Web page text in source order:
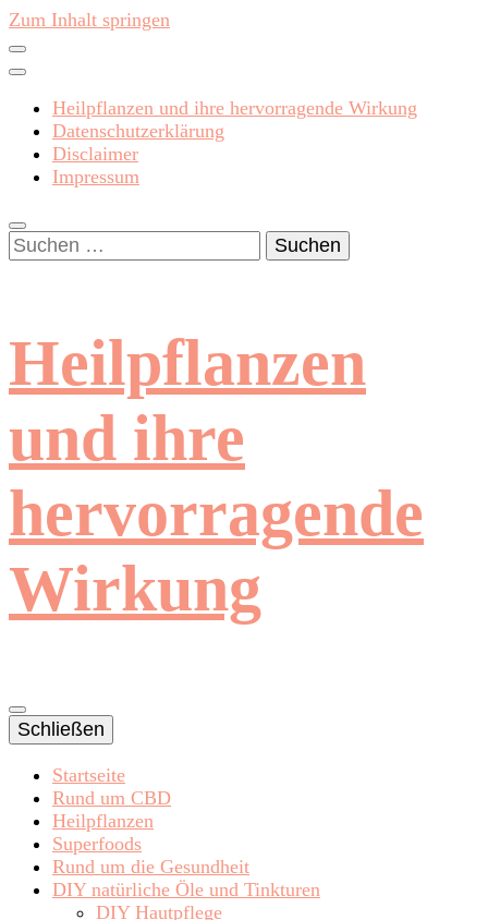
Zum Inhalt springen
Heilpflanzen und ihre hervorragende Wirkung
Datenschutzerklärung
Disclaimer
Impressum
Suchen
nach:
Heilpflanzen
und ihre
hervorragende
Wirkung
Schließen
Startseite
Rund um CBD
Heilpflanzen
Superfoods
Rund um die Gesundheit
DIY natürliche Öle und Tinkturen
DIY Hautpflege